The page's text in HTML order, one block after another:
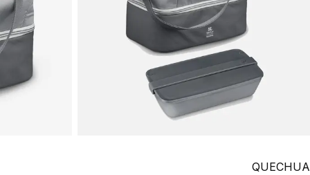
QUECHUA